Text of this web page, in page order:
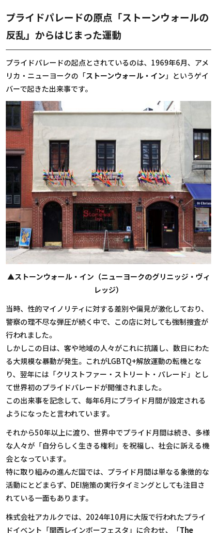
プライドパレードの原点――「ストーンウォールの
反乱」からはじまった運動
プライドパレードの起点とされているのは、1969年6月、アメ
リカ・ニューヨークの「ストーンウォール・イン 」というゲイ
バーで起きた出来事です。
▲ストーンウォール・イン（ニューヨークのグリニッジ・ヴィ
レッジ）
当時、性的マイノリティに対する差別や偏見が激化しており、
警察の理不尽な弾圧が続く中で、この店に対しても強制捜査が
行われました。
しかしこの日は、客や地域の人々がこれに抗議し、数日にわた
る大規模な暴動が発生。これがLGBTQ+解放運動の転機とな
り、翌年には「クリストファー・ストリート・パレード」とし
て世界初のプライドパレードが開催されました。
この出来事を記念して、毎年6月にプライド月間が設定される
ようになったと言われています。
それから50年以上に渡り、世界中でプライド月間は続き、多様
な人々が「自分らしく生きる権利」を祝福し、社会に訴える機
会となっています。
特に取り組みの進んだ国では、プライド月間は単なる象徴的な
活動にとどまらず、DEI施策の実行タイミングとしても注目さ
れている一面もあります。
株式会社アカルクでは、2024年10月に大阪で行われたプライ
ドイベント「関西レインボーフェスタ」に合わせ、「The